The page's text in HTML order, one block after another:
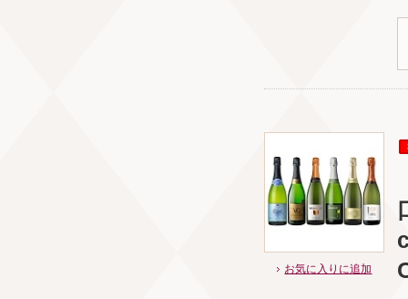
お気に入りに追加